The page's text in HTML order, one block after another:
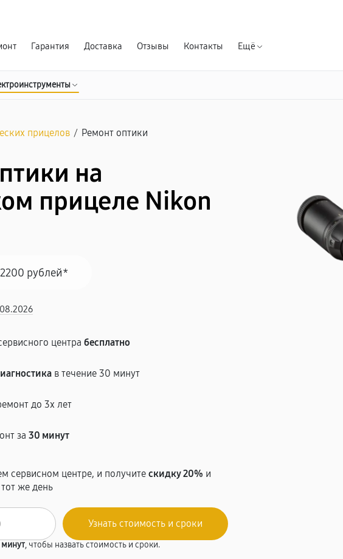
Гарантия Доставка Отзывы Контакты Ещё
прицелов / Ремонт оптики
на
прицеле Nikon
рублей*
центрабесплатно
в течение 30 минут
до 3х лет
за30 минут
сервисном центре, и получитескидку 20% и
же день
минут, чтобы назвать стоимость и сроки.